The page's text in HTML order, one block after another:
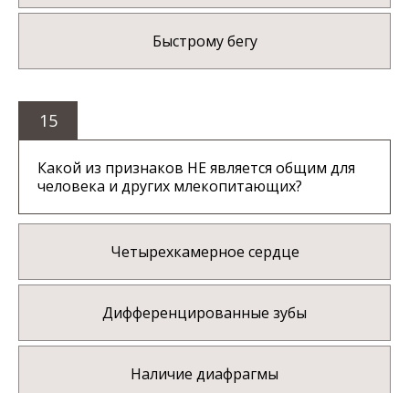
Быстрому бегу
15
Какой из признаков НЕ является общим для
человека и других млекопитающих?
Четырехкамерное сердце
Дифференцированные зубы
Наличие диафрагмы